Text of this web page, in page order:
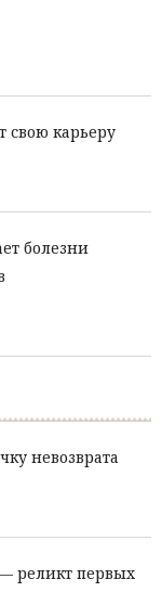
свою карьеру
болезни
невозврата
реликт первых